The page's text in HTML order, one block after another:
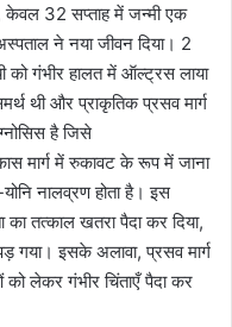
केवल 32 सप्ताह में जन्मी एक
ने नया जीवन दिया। 2
को गंभीर हालत में ऑल्ट्रस लाया
थी और प्राकृतिक प्रसव मार्ग
है जिसे
मार्ग में रुकावट के रूप में जाना
नालव्रण होता है। इस
तत्काल खतरा पैदा कर दिया,
गया। इसके अलावा, प्रसव मार्ग
लेकर गंभीर चिंताएँ पैदा कर